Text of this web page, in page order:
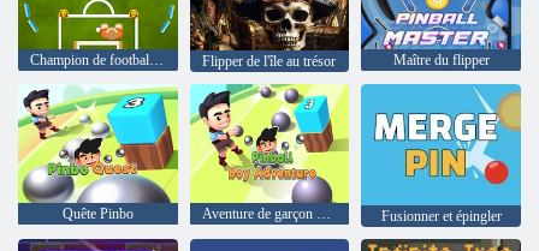
Flipper de l'île au trésor Maître du flipper
Quête Pinbo Aventure de garçon de flipper Fusionner et épingler